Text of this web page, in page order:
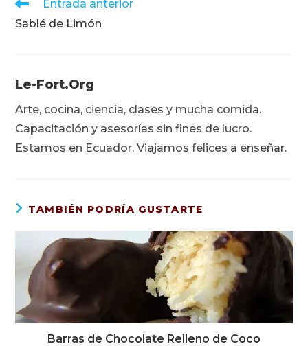
Leer
artículos
Entrada anterior
Sablé de Limón
Le-Fort.org
Arte, cocina, ciencia, clases y mucha comida.
Capacitación y asesorías sin fines de lucro.
Estamos en Ecuador. Viajamos felices a enseñar.
TAMBIÉN PODRÍA GUSTARTE
Barras de Chocolate Relleno de Coco